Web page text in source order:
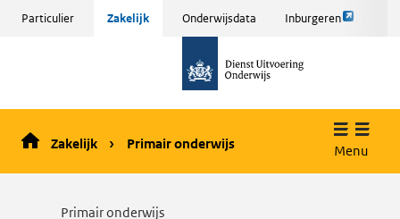
Sla
naar
inhoud
Particulier Zakelijk Onderwijsdata Inburgeren
Link
pagina
de
Zakelijk Primair onderwijs Menu
Primair onderwijs